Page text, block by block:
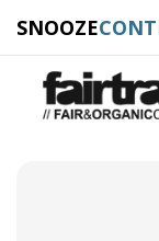
SNOOZE